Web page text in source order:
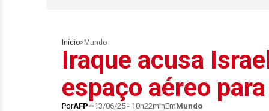
Início> Mundo
Iraque acusa
espaço aéreo
PorAFP 13/06/25 - 10h22minEmMundo